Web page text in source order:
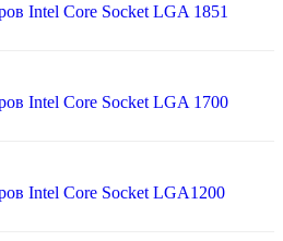
Intel Core Socket LGA 1851
Intel Core Socket LGA 1700
Intel Core Socket LGA1200